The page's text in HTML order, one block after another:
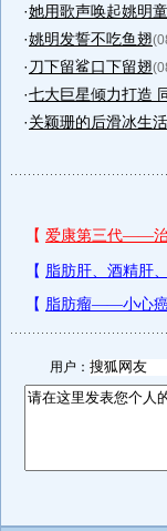
·她用歌声唤起姚明
·姚明发誓不吃鱼翅
·刀下留鲨口下留翅
·七大巨星倾力打造
·关颖珊的后滑冰生
用户：